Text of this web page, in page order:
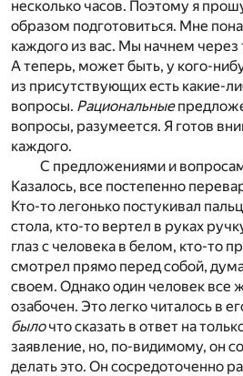
несколько часов. Поэтому я
образом подготовиться. Мне
каждого из вас. Мы начнем через
А теперь, может быть, у кого-
из присутствующих есть какие-
вопросы. Рациональные
вопросы, разумеется. Я готов
каждого.
С предложениями и
Казалось, все постепенно
Кто-то легонько постукивал
стола, кто-то вертел в руках
глаз с человека в белом, кто-то
смотрел прямо перед собой,
своем. Однако один человек все
озабочен. Это легко читалось в
былочто сказать в ответ на
заявление, но, по-видимому, он
делать это. Он сосредоточенно